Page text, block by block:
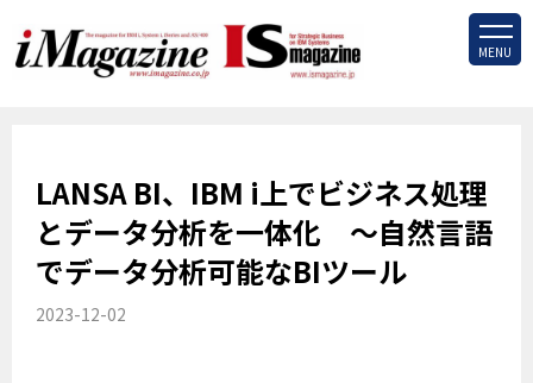
MENU
LANSA BI、IBM i上でビジネス処理
とデータ分析を一体化 ～自然言語
でデータ分析可能なBIツール
2023-12-02